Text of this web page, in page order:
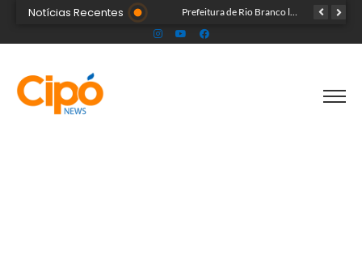
Notícias Recentes Líder religioso é preso por transformar fiéis em escravos sexuais